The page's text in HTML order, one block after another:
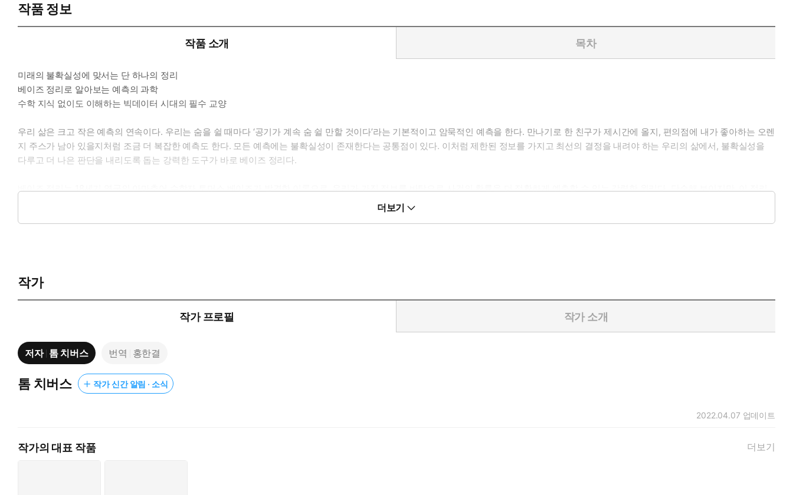
작품 정보
작품 소개 목차
미래의 불확실성에 맞서는 단 하나의 정리
베이즈 정리로 알아보는 예측의 과학
수학 지식 없이도 이해하는 빅데이터 시대의 필수 교양
우리 삶은 크고 작은 예측의 연속이다. 우리는 숨을 쉴 때마다 ‘공기가 계속 숨 쉴 만할 것이다’라는 기본적이고 암묵적인 예측을 한다. 만나기로 한 친구가 제시간에 올지, 편의점에 내가 좋아하는 오렌
지 주스가 남아 있을지처럼 조금 더 복잡한 예측도 한다. 모든 예측에는 불확실성이 존재한다는 공통점이 있다. 이처럼 제한된 정보를 가지고 최선의 결정을 내려야 하는 우리의 삶에서, 불확실성을
다루고 더 나은 판단을 내리도록 돕는 강력한 도구가 바로 베이즈 정리다.
베이즈 정리는 18세기 영국의 아마추어 수학자 토머스 베이즈가 발견한 이론으로, 우리가 가진 정보를 바탕으로 사건의 확률을 더 정확하게 예측할 수 있는 강력한 원리다. 단순해 보이지만, 이 정리
는 오늘날 스팸 필터에서 법률 시스템, 의료 진단, 뇌과학, 인공지능 등 다양한 분야에서 핵심 도구로 쓰이고 있다. 또한 베이즈 정리는 우리의 마음과 의식이 작동하는 방식 자체를 설명하기도 한다.
더보기
작가
작가 프로필 작가 소개
저자 톰 치버스 번역 홍한결
톰 치버스 작가 신간 알림 · 소식
2022.04.07 업데이트
작가의 대표 작품 더보기